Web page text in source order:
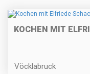
KOCHEN MIT
Vöcklabruck